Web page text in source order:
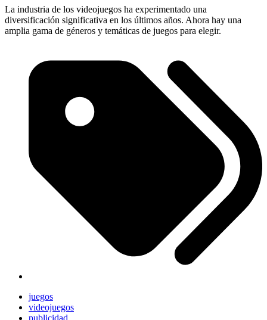
La industria de los videojuegos ha experimentado una
diversificación significativa en los últimos años. Ahora hay una
amplia gama de géneros y temáticas de juegos para elegir.
juegos
videojuegos
publicidad